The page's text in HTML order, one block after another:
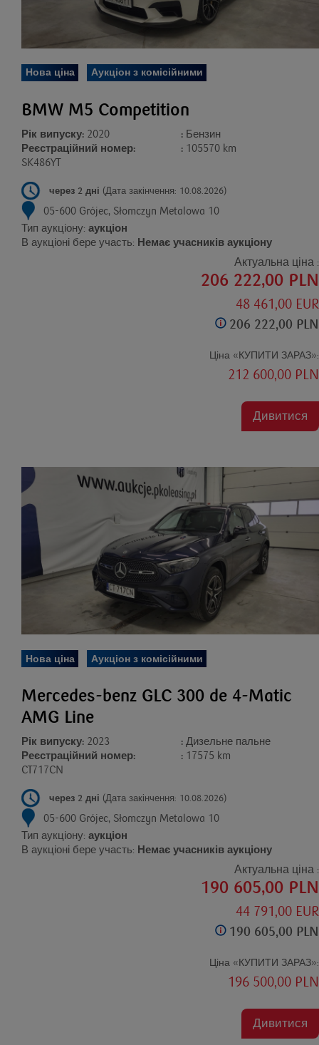
Нова ціна Аукціон з комісійними
BMW M5 Competition
Рік випуску: 2020
Реєстраційний номер:
SK486YT
: Бензин
: 105570 km
Актуальна ціна :
206 222,00 PLN
48 461,00 EUR
206 222,00 PLN
Ціна «КУПИТИ ЗАРАЗ»:
212 600,00 PLN
Дивитися
через 2 дні (Дата закінчення: 10.08.2026)
05-600 Grójec, Słomczyn Metalowa 10
Тип аукціону: аукціон
В аукціоні бере участь: Немає учасників аукціону
Нова ціна Аукціон з комісійними
Mercedes-benz GLC 300 de 4-Matic
AMG Line
Рік випуску: 2023
Реєстраційний номер:
CT717CN
: Дизельне пальне
: 17575 km
Актуальна ціна :
190 605,00 PLN
44 791,00 EUR
190 605,00 PLN
Ціна «КУПИТИ ЗАРАЗ»:
196 500,00 PLN
Дивитися
через 2 дні (Дата закінчення: 10.08.2026)
05-600 Grójec, Słomczyn Metalowa 10
Тип аукціону: аукціон
В аукціоні бере участь: Немає учасників аукціону